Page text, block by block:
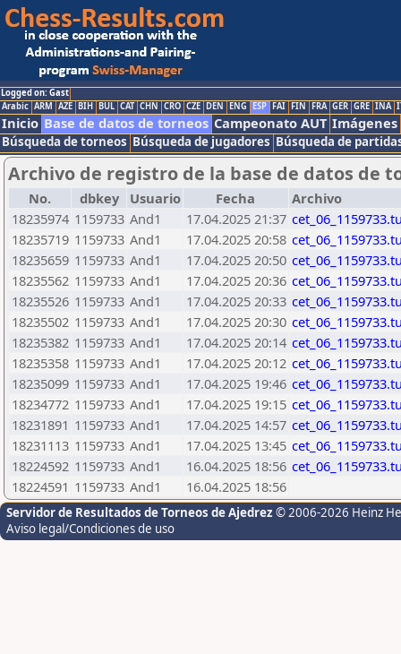
Logged on: Gast
Arabic ARM AZE BIH BUL CAT CHN CRO CZE DEN ENG ESP FAI FIN FRA GER GRE INA
Inicio Base de datos de torneos Campeonato AUT Imágenes
Búsqueda de torneos Búsqueda de jugadores Búsqueda de
Archivo de registro de la base de datos de
No. dbkey Usuario Fecha
Archivo
18235974 1159733 And1 17.04.2025 21:37
18235719 1159733 And1 17.04.2025 20:58
18235659 1159733 And1 17.04.2025 20:50
18235562 1159733 And1 17.04.2025 20:36
18235526 1159733 And1 17.04.2025 20:33
18235502 1159733 And1 17.04.2025 20:30
18235382 1159733 And1 17.04.2025 20:14
18235358 1159733 And1 17.04.2025 20:12
18235099 1159733 And1 17.04.2025 19:46
18234772 1159733 And1 17.04.2025 19:15
18231891 1159733 And1 17.04.2025 14:57
18231113 1159733 And1 17.04.2025 13:45
18224592 1159733 And1 16.04.2025 18:56
18224591 1159733 And1 16.04.2025 18:56
Servidor de Resultados de Torneos de Ajedrez © 2006-2026 Heinz
Aviso legal/Condiciones de uso